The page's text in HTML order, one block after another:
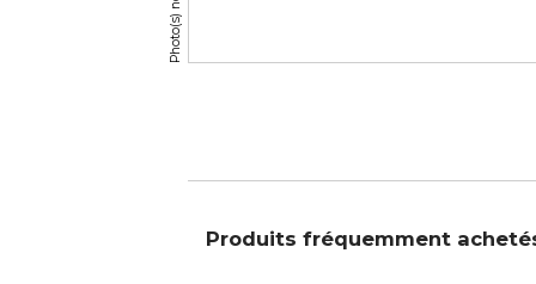
Produits fréquemment